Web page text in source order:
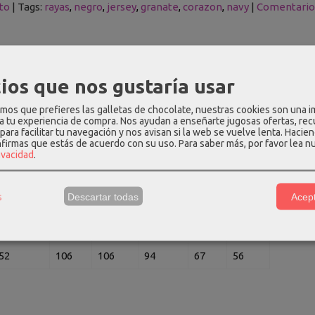
| Tags: rayas negro jersey granate corazon navy |
granate con rayas en negro y corazón bordado en negro en
27% modal - 25% algodón - 19% viscosa - 15% poliamida - 14%
aproximadas:
Pecho Cintura
52 106 106 94 67 56
que nos gustaría usar
que prefieres las galletas de chocolate, nuestras cookies son una
tu experiencia de compra. Nos ayudan a enseñarte jugosas ofertas,
facilitar tu navegación y nos avisan si la web se vuelve lenta.
que estás de acuerdo con su uso. Para saber más, por favor lea
.
Descartar todas